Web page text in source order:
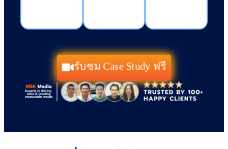
รับชม Case Study ฟรี